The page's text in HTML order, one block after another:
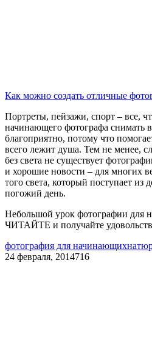
Как можно создать отличные
Портреты, пейзажи, спорт – все,
начинающего фотографа снимать
благоприятно, потому что
всего лежит душа. Тем не менее,
без света не существует
и хорошие новости – для многих
того света, который поступает из
погожий день.
Небольшой урок фотографии для
ЧИТАЙТЕ и получайте
фотография для начинающих
24 февраля, 2014716